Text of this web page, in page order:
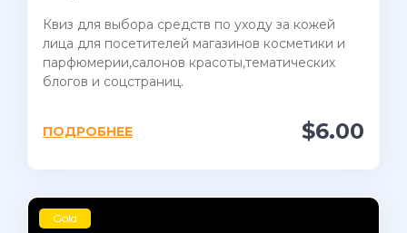
Квиз для выбора средств по уходу за кожей
лица для посетителей магазинов косметики и
парфюмерии,салонов красоты,тематических
блогов и соцстраниц.
$6.00
ПОДРОБНЕЕ
Gold